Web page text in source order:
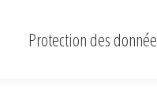
Protection des
Protection des